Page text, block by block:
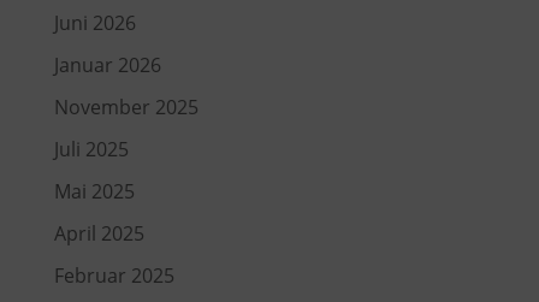
Juni 2026
Januar 2026
November 2025
Juli 2025
Mai 2025
April 2025
Februar 2025